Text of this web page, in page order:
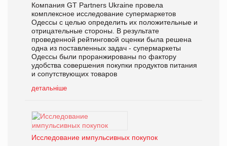
Компания GT Partners Ukraine провела
комплексное исследование супермаркетов
Одессы с целью определить их положительные и
отрицательные стороны. В результате
проведенной рейтинговой оценки была решена
одна из поставленных задач - супермаркеты
Одессы были проранжированы по фактору
удобства совершения покупки продуктов питания
и сопутствующих товаров
детальніше
Исследование импульсивных покупок